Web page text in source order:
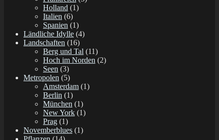
Holland (1)
Italien (6)
Spanien (1)
Ländliche Idylle (4)
Landschaften (16)
Berg und Tal (11)
Hoch im Norden (2)
Seen (3)
Metropolen (5)
Amsterdam (1)
Berlin (1)
München (1)
New York (1)
Prag (1)
Novemberblues (1)